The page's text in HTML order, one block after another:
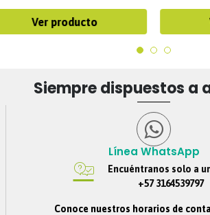
Ver producto
Siempre dispuestos a
Línea WhatsApp
Encuéntranos solo a
+57 3164539797
Conoce nuestros horarios de